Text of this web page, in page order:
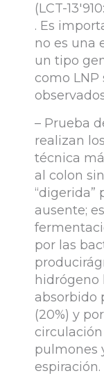
(LCT-
. Es
no es una
un tipo
como
– Prueba
realizan
técnica
al colon
“digerida”
ausente;
por las
hidrógeno
absorbido
(20%) y
pulmones